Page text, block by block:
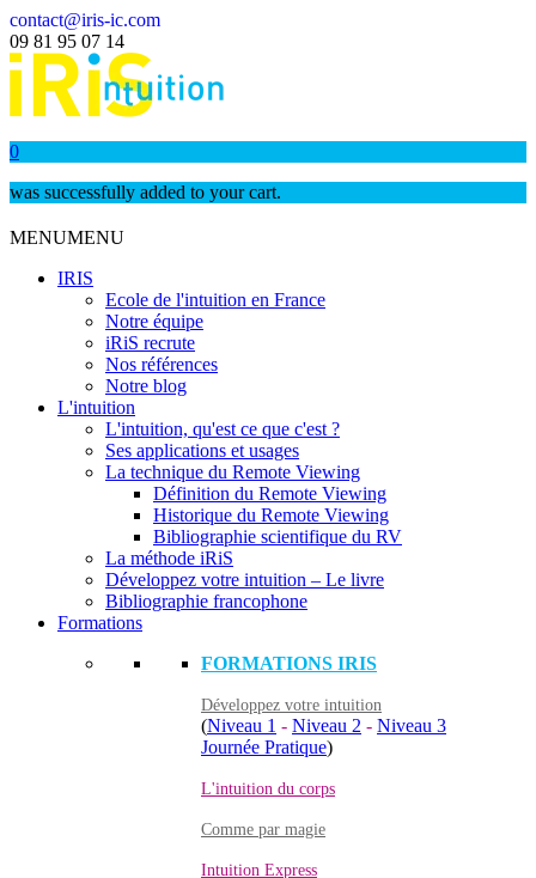
contact@iris-ic.com
09 81 95 07 14
0
was successfully added to your cart.
MENUMENU
IRIS
Ecole de l'intuition en France
Notre équipe
iRiS recrute
Nos références
Notre blog
L'intuition
L'intuition, qu'est ce que c'est ?
Ses applications et usages
La technique du Remote Viewing
Définition du Remote Viewing
Historique du Remote Viewing
Bibliographie scientifique du RV
La méthode iRiS
Développez votre intuition – Le livre
Bibliographie francophone
Formations
FORMATIONS IRIS
Développez votre intuition
(Niveau 1 - Niveau 2 - Niveau 3
Journée Pratique)
L'intuition du corps
Comme par magie
Intuition Express